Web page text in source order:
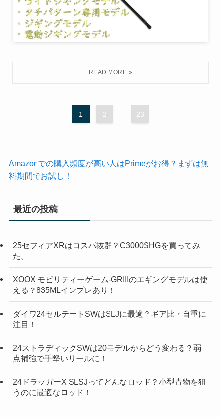
1 2 23
Amazonでの購入頻度が高い人はPrimeがお得？まずは無
料期間でお試し！
最近の投稿
25セフィアXRはコスパ抜群？C3000SHGを買ってみ
た。
XOOX モビリティーゲーム-GRIIIのエギングモデルは使
える？835MLインプレあり！
ダイワ24セルテートSWはSLJに最適？ギア比・自重に
注目！
24ストラディックSWは20モデルからどう変わる？弱
点補強で手堅いリールに！
24ドラッガーX SLSJってどんなロッド？小型青物を狙
うのに最適なロッド！